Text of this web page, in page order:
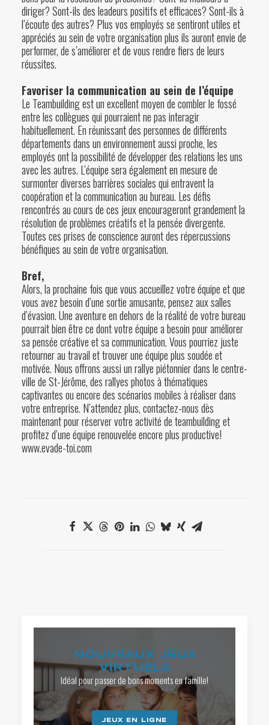
diriger? Sont-ils des leadeurs positifs et efficaces? Sont-ils à
l’écoute des autres? Plus vos employés se sentiront utiles et
appréciés au sein de votre organisation plus ils auront envie de
performer, de s’améliorer et de vous rendre fiers de leurs
réussites.
Favoriser la communication au sein de l’équipe
Le Teambuilding est un excellent moyen de combler le fossé
entre les collègues qui pourraient ne pas interagir
habituellement. En réunissant des personnes de différents
départements dans un environnement aussi proche, les
employés ont la possibilité de développer des relations les uns
avec les autres. L’équipe sera également en mesure de
surmonter diverses barrières sociales qui entravent la
coopération et la communication au bureau. Les défis
rencontrés au cours de ces jeux encourageront grandement la
résolution de problèmes créatifs et la pensée divergente.
Toutes ces prises de conscience auront des répercussions
bénéfiques au sein de votre organisation.
Bref,
Alors, la prochaine fois que vous accueillez votre équipe et que
vous avez besoin d’une sortie amusante, pensez aux salles
d’évasion. Une aventure en dehors de la réalité de votre bureau
pourrait bien être ce dont votre équipe a besoin pour améliorer
sa pensée créative et sa communication. Vous pourriez juste
retourner au travail et trouver une équipe plus soudée et
motivée. Nous offrons aussi unrallye piétonnierdans le centre-
ville de St-Jérôme, des rallyes photos à thématiques
captivantes ou encore des scénarios mobiles à réaliser dans
votre entreprise. N’attendez plus,contactez-nousdès
maintenant pour réserver votre activité de teambuilding et
profitez d’une équipe renouvelée encore plus productive!
www.evade-toi.com
NOUVEAUX JEUX
VIRTUELS
Idéal pour passer de bons moments en famille!
JEUX EN LIGNE